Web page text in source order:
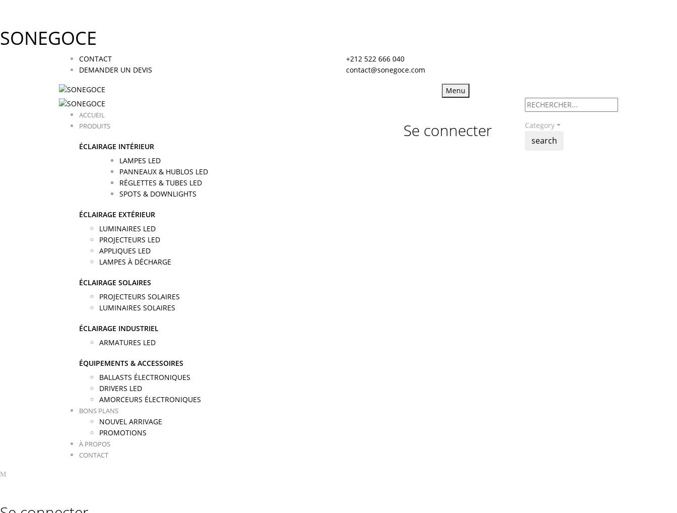
SONEGOCE
CONTACT
DEMANDER UN DEVIS
+212 522 666 040
contact@sonegoce.com
Menu
ACCUEIL
PRODUITS
ÉCLAIRAGE INTÉRIEUR
LAMPES LED
PANNEAUX & HUBLOS LED
RÉGLETTES & TUBES LED
SPOTS & DOWNLIGHTS
ÉCLAIRAGE EXTÉRIEUR
LUMINAIRES LED
PROJECTEURS LED
APPLIQUES LED
LAMPES À DÉCHARGE
ÉCLAIRAGE SOLAIRES
PROJECTEURS SOLAIRES
LUMINAIRES SOLAIRES
ÉCLAIRAGE INDUSTRIEL
ARMATURES LED
ÉQUIPEMENTS & ACCESSOIRES
BALLASTS ÉLECTRONIQUES
DRIVERS LED
AMORCEURS ÉLECTRONIQUES
BONS PLANS
NOUVEL ARRIVAGE
PROMOTIONS
À PROPOS
CONTACT
Category
search
Se connecter